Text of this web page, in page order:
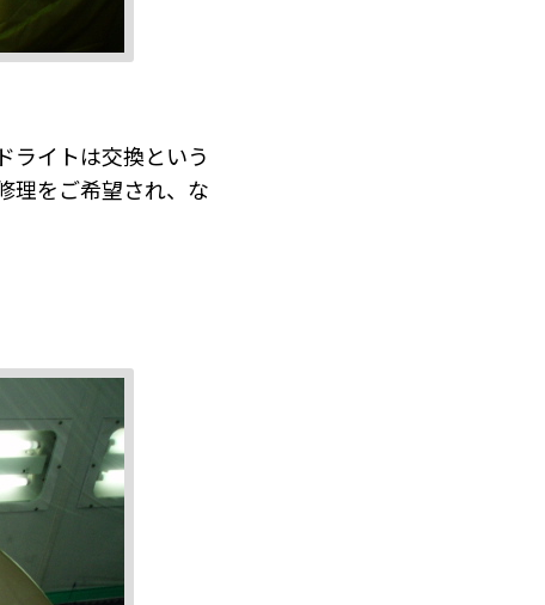
ライトは交換という
理をご希望され、な